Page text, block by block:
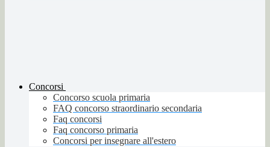
Concorsi
Concorso scuola primaria
FAQ concorso straordinario secondaria
Faq concorsi
Faq concorso primaria
Concorsi per insegnare all'estero